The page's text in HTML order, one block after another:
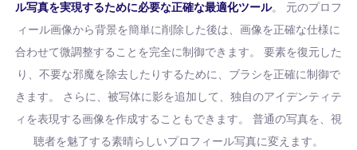
ル写真を実現するために必要な正確な最適化ツール。 元のプロフ
ィール画像から背景を簡単に削除した後は、画像を正確な仕様に
合わせて微調整することを完全に制御できます。 要素を復元した
り、不要な邪魔を除去したりするために、ブラシを正確に制御で
きます。 さらに、被写体に影を追加して、独自のアイデンティテ
ィを表現する画像を作成することもできます。 普通の写真を、視
聴者を魅了する素晴らしいプロフィール写真に変えます。